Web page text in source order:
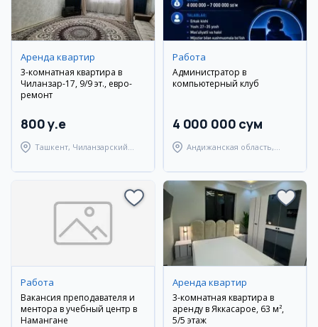
Аренда квартир
3-комнатная квартира в
Чиланзар-17, 9/9 эт., евро-
ремонт
800 y.e
Ташкент, Чиланзарский
Работа
Администратор в
компьютерный клуб
4 000 000 сум
Андижанская область,
Работа
Вакансия преподавателя и
ментора в учебный центр в
Намангане
Аренда квартир
3-комнатная квартира в
аренду в Яккасарое, 63 м²,
5/5 этаж